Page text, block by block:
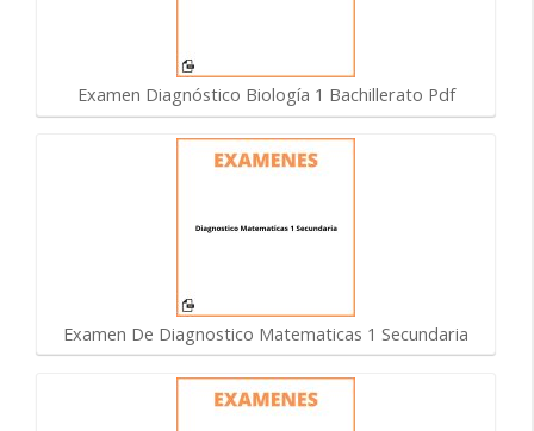
Examen Diagnóstico Biología 1 Bachillerato Pdf
Examen De Diagnostico Matematicas 1 Secundaria